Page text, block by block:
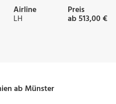
Airline
LH
Preis
ab 513,00 €
ab Münster